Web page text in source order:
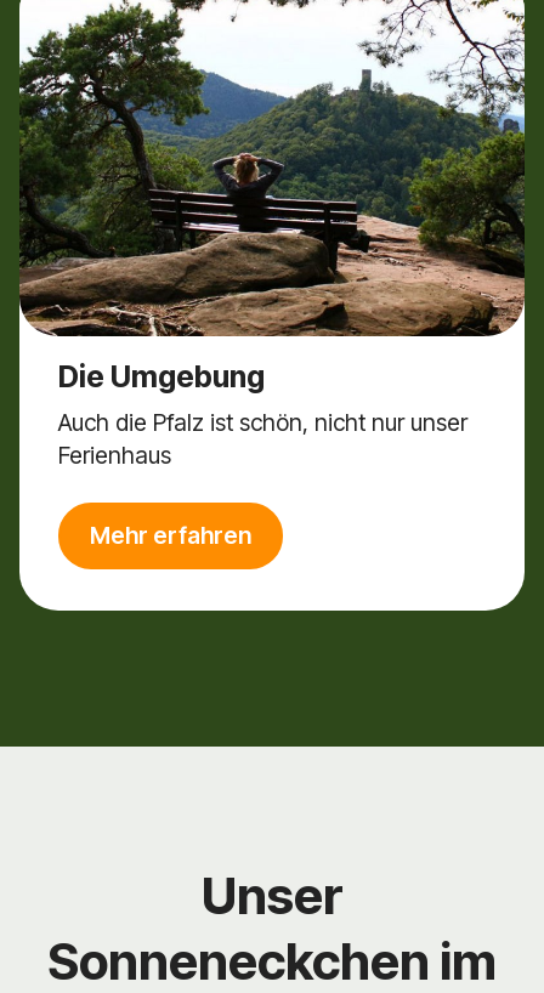
Die Umgebung
Auch die Pfalz ist schön, nicht nur unser
Ferienhaus
Mehr erfahren
Unser
Sonneneckchen im